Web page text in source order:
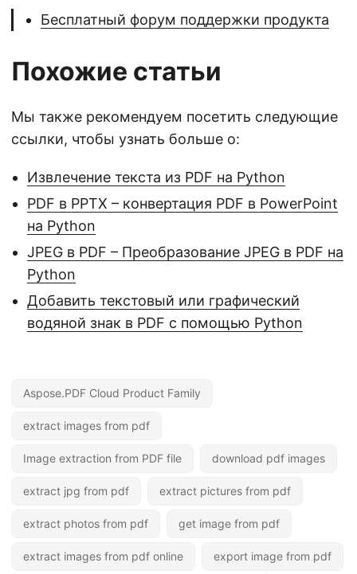
Бесплатный форум поддержки продукта
Похожие статьи
Мы также рекомендуем посетить следующие
ссылки, чтобы узнать больше о:
Извлечение текста из PDF на Python
PDF в PPTX – конвертация PDF в PowerPoint
на Python
JPEG в PDF – Преобразование JPEG в PDF на
Python
Добавить текстовый или графический
водяной знак в PDF с помощью Python
Aspose.PDF Cloud Product Family
extract images from pdf
Image extraction from PDF file download pdf images
extract jpg from pdf extract pictures from pdf
extract photos from pdf get image from pdf
extract images from pdf online export image from pdf